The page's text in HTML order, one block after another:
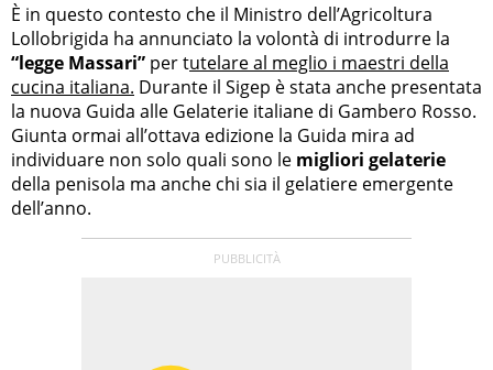
È in questo contesto che il Ministro dell’Agricoltura
Lollobrigida ha annunciato la volontà di introdurre la
“legge Massari” per tutelare al meglio i maestri della
cucina italiana. Durante il Sigep è stata anche presentata
la nuova Guida alle Gelaterie italiane di Gambero Rosso.
Giunta ormai all’ottava edizione la Guida mira ad
individuare non solo quali sono le migliori gelaterie
della penisola ma anche chi sia il gelatiere emergente
dell’anno.